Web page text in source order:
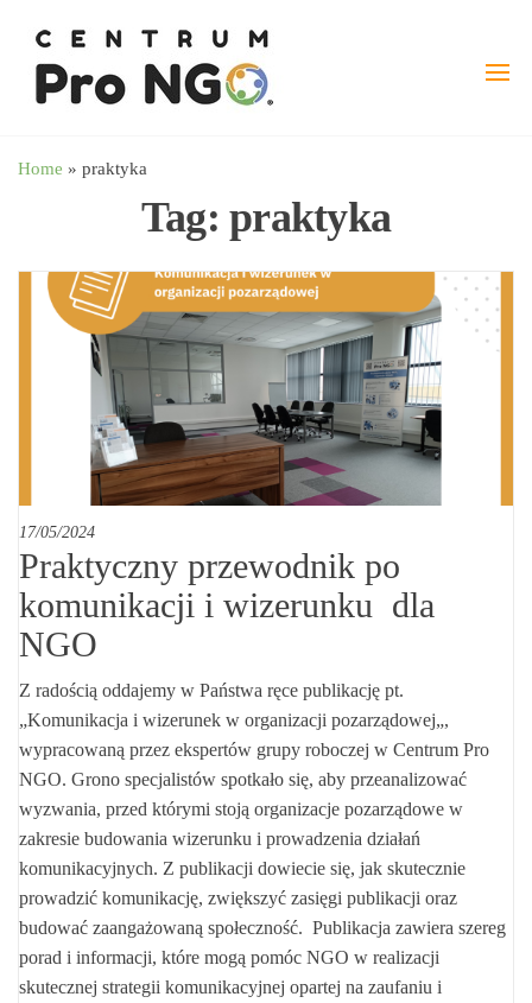
treści
Home » praktyka
Tag:praktyka
17/05/2024
Praktyczny przewodnik po
komunikacji i wizerunku dla
NGO
Z radością oddajemy w Państwa ręce publikację pt.
„Komunikacja i wizerunek w organizacji pozarządowej„,
wypracowaną przez ekspertów grupy roboczej w Centrum Pro
NGO. Grono specjalistów spotkało się, aby przeanalizować
wyzwania, przed którymi stoją organizacje pozarządowe w
zakresie budowania wizerunku i prowadzenia działań
komunikacyjnych. Z publikacji dowiecie się, jak skutecznie
prowadzić komunikację, zwiększyć zasięgi publikacji oraz
budować zaangażowaną społeczność. Publikacja zawiera szereg
porad i informacji, które mogą pomóc NGO w realizacji
skutecznej strategii komunikacyjnej opartej na zaufaniu i